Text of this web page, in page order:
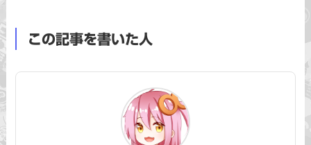
この記事を書いた人